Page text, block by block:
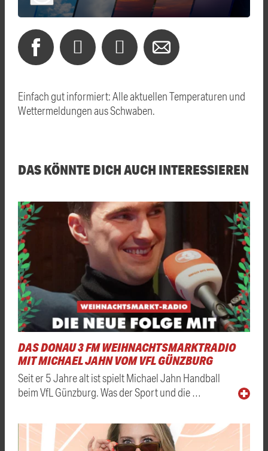
Einfach gut informiert: Alle aktuellen Temperaturen und
Wettermeldungen aus Schwaben.
DAS KÖNNTE DICH AUCH INTERESSIEREN
DAS DONAU 3 FM WEIHNACHTSMARKTRADIO
MIT MICHAEL JAHN VOM VFL GÜNZBURG
Seit er 5 Jahre alt ist spielt Michael Jahn Handball
beim VfL Günzburg. Was der Sport und die …